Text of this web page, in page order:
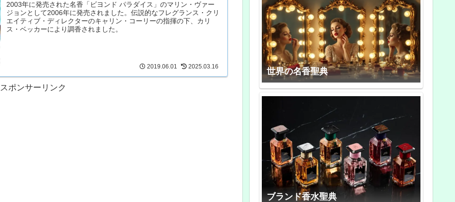
2003年に発売された名香「ビヨンド パラダイス」のマリン・ヴァー
ジョンとして2006年に発売されました。伝説的なフレグランス・クリ
エイティブ・ディレクターのキャリン・コーリーの指揮の下、カリ
ス・ベッカーにより調香されました。
2019.06.01 2025.03.16
スポンサーリンク
世界の名香聖典
ブランド香水聖典